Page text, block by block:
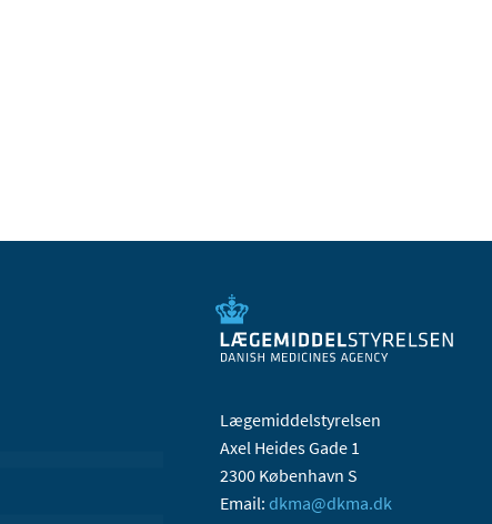
Lægemiddelstyrelsen
Axel Heides Gade 1
2300 København S
Email: dkma@dkma.dk